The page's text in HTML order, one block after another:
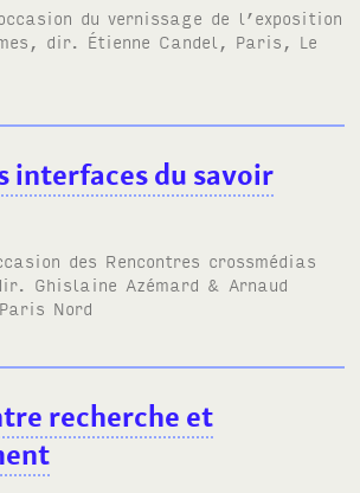
du vernissage de l’exposition
dir. Étienne Candel, Paris, Le
interfaces du savoir
des Rencontres crossmédias
Ghislaine Azémard & Arnaud
Paris Nord
recherche et